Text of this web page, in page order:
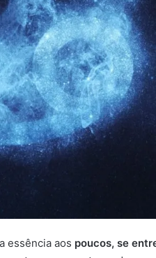
essência aos poucos, se